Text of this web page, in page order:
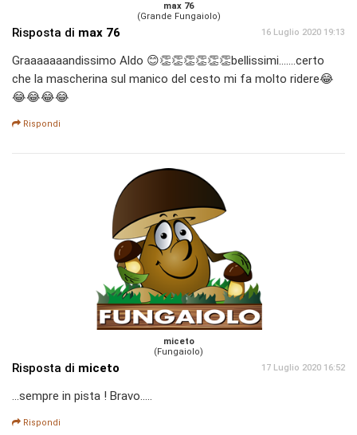
max 76
(Grande Fungaiolo)
Risposta di max 76 16 Luglio 2020 19:13
Graaaaaaandissimo Aldo 😊👏👏👏👏👏👏bellissimi.......certo
che la mascherina sul manico del cesto mi fa molto ridere😂
😂😂😂😂
Rispondi
miceto
(Fungaiolo)
Risposta di miceto 17 Luglio 2020 16:52
...sempre in pista ! Bravo.....
Rispondi